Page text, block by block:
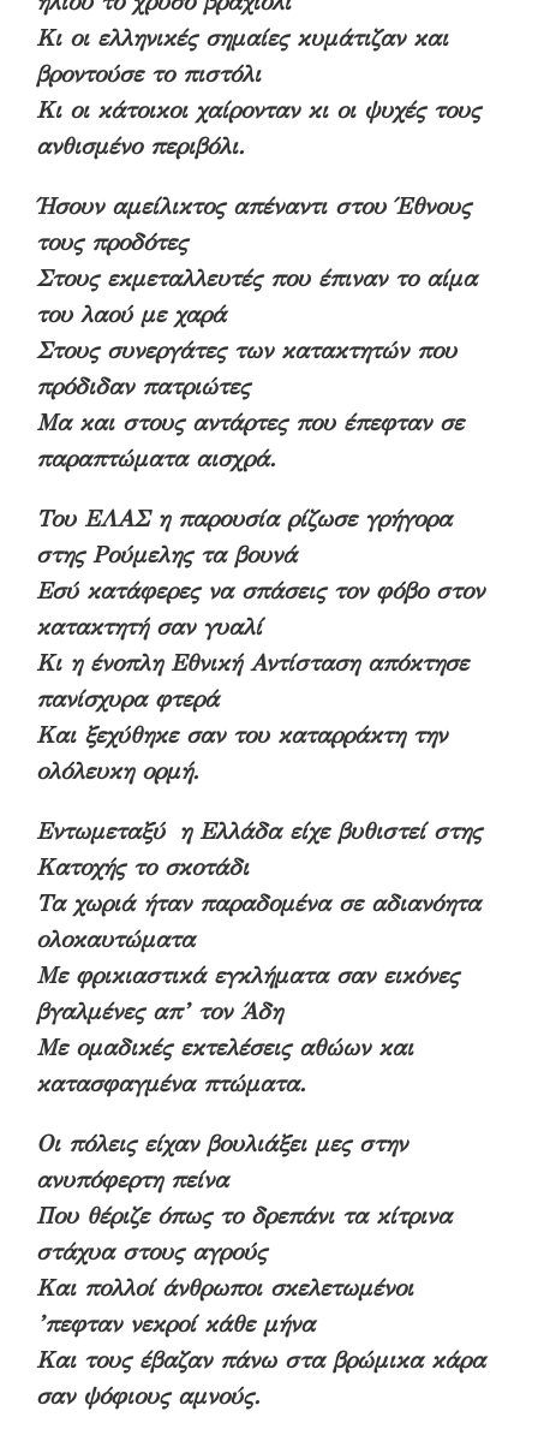
Κι οι ελληνικές σημαίες κυμάτιζαν και
βροντούσε το πιστόλι
Κι οι κάτοικοι χαίρονταν κι οι ψυχές τους
ανθισμένο περιβόλι.
Ήσουν αμείλικτος απέναντι στου Έθνους
τους προδότες
Στους εκμεταλλευτές που έπιναν το αίμα
του λαού με χαρά
Στους συνεργάτες των κατακτητών που
πρόδιδαν πατριώτες
Μα και στους αντάρτες που έπεφταν σε
παραπτώματα αισχρά.
Του ΕΛΑΣ η παρουσία ρίζωσε γρήγορα
στης Ρούμελης τα βουνά
Εσύ κατάφερες να σπάσεις τον φόβο στον
κατακτητή σαν γυαλί
Κι η ένοπλη Εθνική Αντίσταση απόκτησε
πανίσχυρα φτερά
Και ξεχύθηκε σαν του καταρράκτη την
ολόλευκη ορμή.
Εντωμεταξύ η Ελλάδα είχε βυθιστεί στης
Κατοχής το σκοτάδι
Τα χωριά ήταν παραδομένα σε αδιανόητα
ολοκαυτώματα
Με φρικιαστικά εγκλήματα σαν εικόνες
βγαλμένες απ’ τον Άδη
Με ομαδικές εκτελέσεις αθώων και
κατασφαγμένα πτώματα.
Οι πόλεις είχαν βουλιάξει μες στην
ανυπόφερτη πείνα
Που θέριζε όπως το δρεπάνι τα κίτρινα
στάχυα στους αγρούς
Και πολλοί άνθρωποι σκελετωμένοι
’πεφταν νεκροί κάθε μήνα
Και τους έβαζαν πάνω στα βρώμικα κάρα
σαν ψόφιους αμνούς.